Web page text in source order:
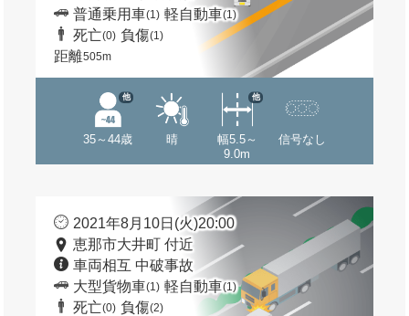
普通乗用車(1) 軽自動車(1)
死亡(0) 負傷(1)
距離505m
35～44歳
他
晴
幅5.5～
9.0m
他
信号なし
2021年8月10日(火)20:00
恵那市大井町 付近
車両相互 中破事故
大型貨物車(1) 軽自動車(1)
死亡(0) 負傷(2)